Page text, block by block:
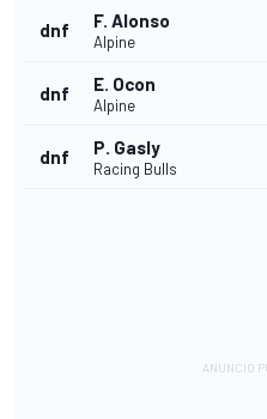
dnf F. Alonso
Alpine
dnf E. Ocon
Alpine
dnf P. Gasly
Racing Bulls